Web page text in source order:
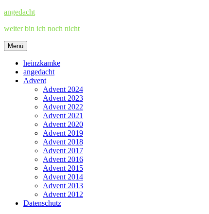
Zum
springen
angedacht
weiter bin ich noch nicht
Menü
heinzkamke
angedacht
Advent
Advent 2024
Advent 2023
Advent 2022
Advent 2021
Advent 2020
Advent 2019
Advent 2018
Advent 2017
Advent 2016
Advent 2015
Advent 2014
Advent 2013
Advent 2012
Datenschutz